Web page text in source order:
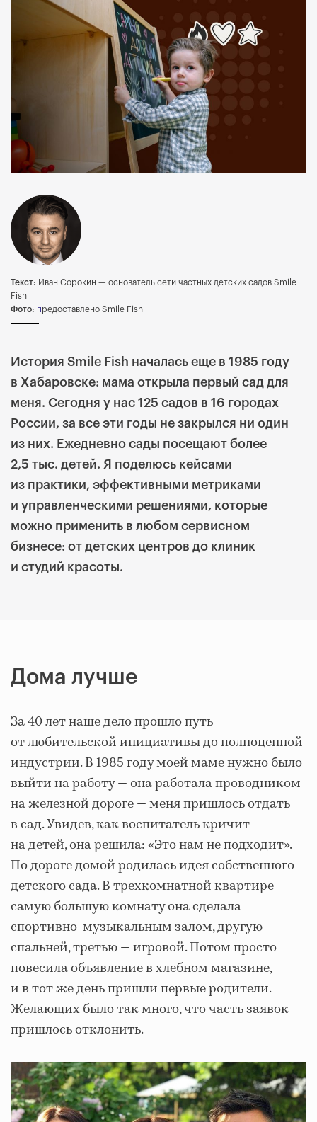
Текст: Иван Сорокин — основатель сети частных детских садов Smile
Fish
Фото: предоставлено Smile Fish
История Smile Fish началась еще в 1985 году
в Хабаровске: мама открыла первый сад для
меня. Сегодня у нас 125 садов в 16 городах
России, за все эти годы не закрылся ни один
из них. Ежедневно сады посещают более
2,5 тыс. детей. Я поделюсь кейсами
из практики, эффективными метриками
и управленческими решениями, которые
можно применить в любом сервисном
бизнесе: от детских центров до клиник
и студий красоты.
Дома лучше
За 40 лет наше дело прошло путь
от любительской инициативы до полноценной
индустрии. В 1985 году моей маме нужно было
выйти на работу — она работала проводником
на железной дороге — меня пришлось отдать
в сад. Увидев, как воспитатель кричит
на детей, она решила: «Это нам не подходит».
По дороге домой родилась идея собственного
детского сада. В трехкомнатной квартире
самую большую комнату она сделала
спортивно-музыкальным залом, другую —
спальней, третью — игровой. Потом просто
повесила объявление в хлебном магазине,
и в тот же день пришли первые родители.
Желающих было так много, что часть заявок
пришлось отклонить.